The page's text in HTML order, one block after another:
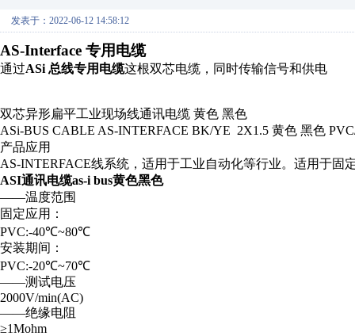
发表于：2022-06-12 14:58:12
AS-Interface 专用电缆
通过ASi 总线专用电缆这根双芯电缆，同时传输信号和供电
双芯异形扁平工业现场线通讯电缆 黄色 黑色
ASi-BUS CABLE AS-INTERFACE BK/YE 2X1.5 黄色 黑色
产品应用
AS-INTERFACE线系统，适用于工业自动化等行业。适用于固
ASI通讯电缆as-i bus黄色黑色
——温度范围
固定应用：
PVC:-40℃~80℃
安装期间：
PVC:-20℃~70℃
——测试电压
2000V/min(AC)
——绝缘电阻
≥1Mohm